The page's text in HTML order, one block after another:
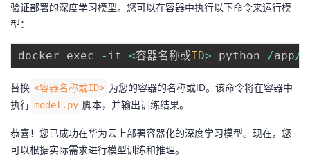
验证部署的深度学习模型。您可以在容器中执行以下命令来运行模
型：
docker exec - it <容器名称或ID> python /app/
替换 <容器名称或ID> 为您的容器的名称或ID。该命令将在容器中
执行 model.py 脚本，并输出训练结果。
恭喜！您已成功在华为云上部署容器化的深度学习模型。现在，您
可以根据实际需求进行模型训练和推理。